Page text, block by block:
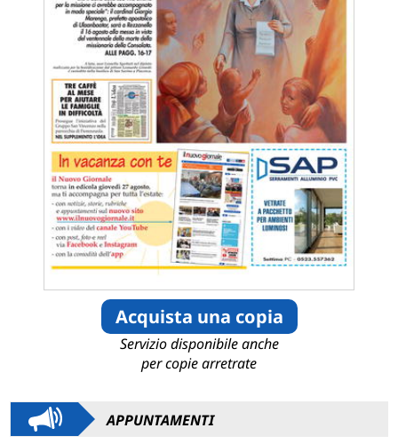
Acquista una copia
Servizio disponibile anche
per copie arretrate
APPUNTAMENTI